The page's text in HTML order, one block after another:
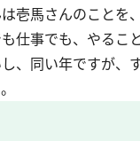
壱馬さんのことを、
も仕事でも、やるこ
、同い年ですが、